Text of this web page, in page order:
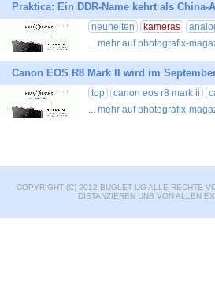
Praktica: Ein DDR-Name kehrt als
neuheiten kameras
... mehr auf photografix-
Canon EOS R8 Mark II wird im
top canon eos r8 mark ii
... mehr auf photografix-
COPYRIGHT (C) 2012 BUGLET UG ALLE RECHTE
DISTANZIEREN UNS VON ALLEN